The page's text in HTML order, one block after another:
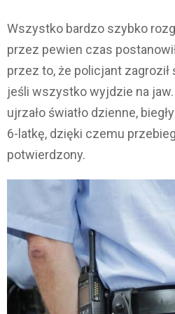
Wszystko bardzo szybko
przez pewien czas
przez to, że policjant
jeśli wszystko wyjdzie na
ujrzało światło dzienne,
6-latkę, dzięki czemu
potwierdzony.